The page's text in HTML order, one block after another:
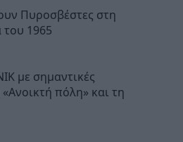
Πυροσβέστες στη
1965
με σημαντικές
πόλη» και τη